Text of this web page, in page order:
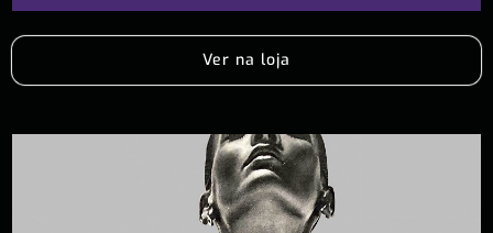
Ver na loja